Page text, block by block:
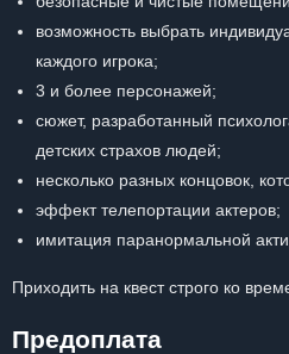
возможность выбрать
каждого игрока;
3 и более персонажей;
сюжет, разработанный
детских страхов людей;
несколько разных концовок,
эффект телепортации актеров;
имитация паранормальной
Приходить на квест строго ко
Предоплата